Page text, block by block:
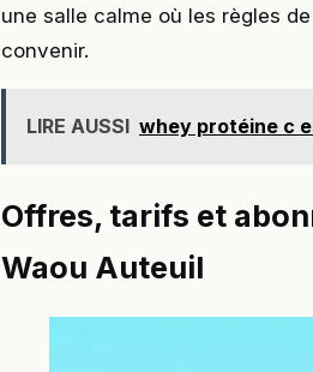
une salle calme où les règles
convenir.
LIRE AUSSI whey protéine c
Offres, tarifs et
Waou Auteuil